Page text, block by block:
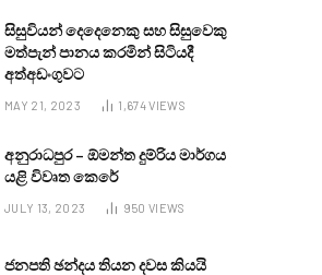
සිසුවියන් දෙදෙනෙකු සහ සිසුවෙකු
මත්පැන් පානය කරමින් සිටියදී
අත්අඩංගුවට
MAY 21, 2023 1,674VIEWS
අනුරාධපුර – ඕමන්ත දුම්රිය මාර්ගය
යළි විවෘත කෙරේ
JULY 13, 2023 950 VIEWS
ජනපති ඡන්දය තියන දවස කියයි